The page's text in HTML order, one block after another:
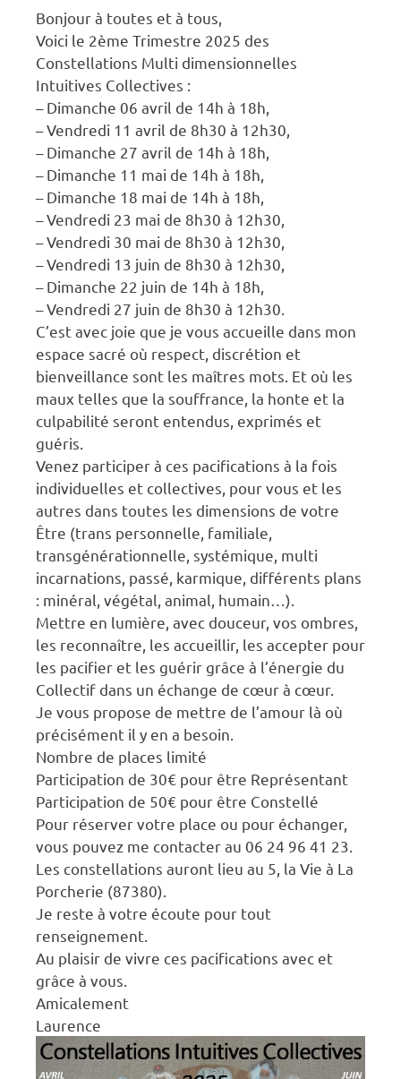
Bonjour à toutes et à tous,
Voici le 2ème Trimestre 2025 des
Constellations Multi dimensionnelles
Intuitives Collectives :
– Dimanche 06 avril de 14h à 18h,
– Vendredi 11 avril de 8h30 à 12h30,
– Dimanche 27 avril de 14h à 18h,
– Dimanche 11 mai de 14h à 18h,
– Dimanche 18 mai de 14h à 18h,
– Vendredi 23 mai de 8h30 à 12h30,
– Vendredi 30 mai de 8h30 à 12h30,
– Vendredi 13 juin de 8h30 à 12h30,
– Dimanche 22 juin de 14h à 18h,
– Vendredi 27 juin de 8h30 à 12h30.
C’est avec joie que je vous accueille dans mon
espace sacré où respect, discrétion et
bienveillance sont les maîtres mots. Et où les
maux telles que la souffrance, la honte et la
culpabilité seront entendus, exprimés et
guéris.
Venez participer à ces pacifications à la fois
individuelles et collectives, pour vous et les
autres dans toutes les dimensions de votre
Être (trans personnelle, familiale,
transgénérationnelle, systémique, multi
incarnations, passé, karmique, différents plans
: minéral, végétal, animal, humain…).
Mettre en lumière, avec douceur, vos ombres,
les reconnaître, les accueillir, les accepter pour
les pacifier et les guérir grâce à l’énergie du
Collectif dans un échange de cœur à cœur.
Je vous propose de mettre de l’amour là où
précisément il y en a besoin.
Nombre de places limité
Participation de 30€ pour être Représentant
Participation de 50€ pour être Constellé
Pour réserver votre place ou pour échanger,
vous pouvez me contacter au 06 24 96 41 23.
Les constellations auront lieu au 5, la Vie à La
Porcherie (87380).
Je reste à votre écoute pour tout
renseignement.
Au plaisir de vivre ces pacifications avec et
grâce à vous.
Amicalement
Laurence